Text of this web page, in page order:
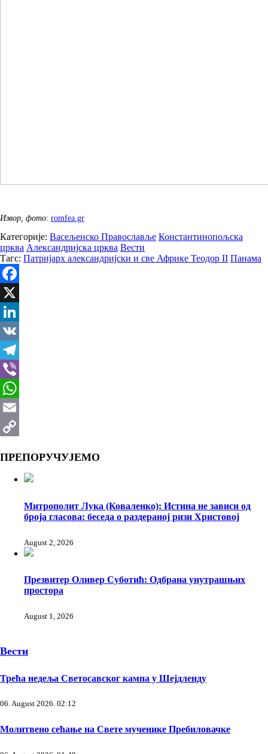
Извор, фото: romfea.gr
Категорије: Васељенско Православље Константинопољска
црква Александријска црква Вести
Тагс: Патријарх александријски и све Африке Теодор II Панама
Facebook
X
LinkedIn
VK
Telegram
Viber
WhatsApp
Email
ПРЕПОРУЧУЈЕМО
Митрополит Лука (Коваленко): Истина не зависи од
броја гласова: беседа о раздераној ризи Христовој
August 2, 2026
Презвитер Оливер Суботић: Одбрана унутрашњих
простора
August 1, 2026
Вести
Трећа недеља Светосавског кампа у Шејдленду
06. August 2026. 02:12
Молитвено сећање на Свете мученике Пребиловачке